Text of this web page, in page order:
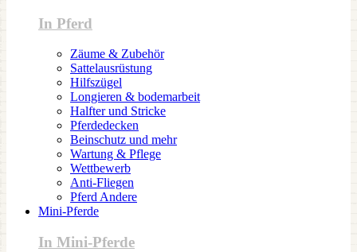
In Pferd
Zäume & Zubehör
Sattelausrüstung
Hilfszügel
Longieren & bodemarbeit
Halfter und Stricke
Pferdedecken
Beinschutz und mehr
Wartung & Pflege
Wettbewerb
Anti-Fliegen
Pferd Andere
Mini-Pferde
In Mini-Pferde